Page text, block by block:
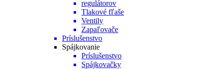
regulátorov
Tlakové fľaše
Ventily
Zapaľovače
Príslušenstvo
Spájkovanie
Príslušenstvo
Spájkovačky